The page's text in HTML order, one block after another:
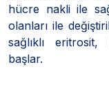
hücre nakli ile
olanları ile
sağlıklı
başlar.